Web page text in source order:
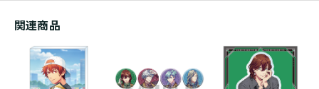
関連商品